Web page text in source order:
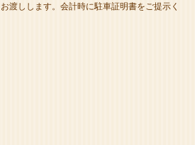
渡しします。会計時に駐車証明書をご提示く